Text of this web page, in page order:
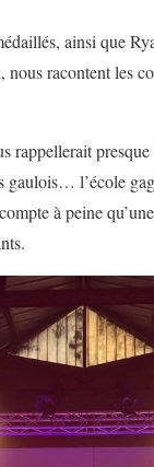
ainsi que
nous racontent les
rappellerait
gaulois… l’école
à peine